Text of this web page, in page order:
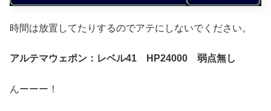
時間は放置してたりするのでアテにしないでください。
アルテマウェポン：レベル41 HP24000 弱点無し
んーーー！